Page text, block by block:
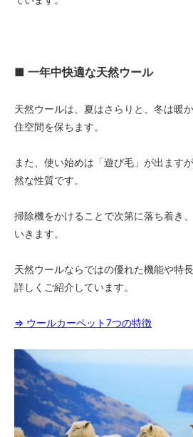
■ 一年中快適な天然ウール
天然ウールは、夏はさらりと、冬は暖
住空間を保ちます。
また、使い始めは「遊び毛」が出ます
然な性質です。
掃除機をかけることで次第に落ち着き
いきます。
天然ウールならではの優れた機能や特
詳しくご紹介しています。
⇒ ウールカーペット7つの特徴